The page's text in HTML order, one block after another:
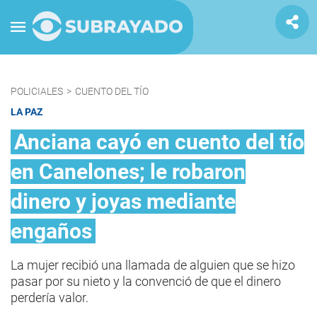
POLICIALES > CUENTO DEL TÍO
LA PAZ
Anciana cayó en cuento del tío
en Canelones; le robaron
dinero y joyas mediante
engaños
La mujer recibió una llamada de alguien que se hizo
pasar por su nieto y la convenció de que el dinero
perdería valor.